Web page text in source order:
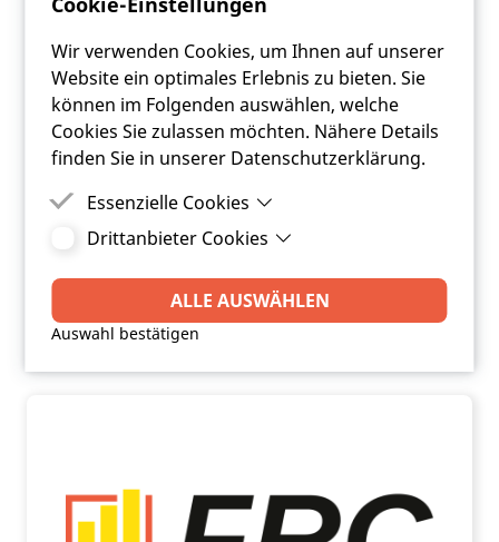
Wir verwenden Cookies, um Ihnen auf unserer
Website ein optimales Erlebnis zu bieten. Sie
können im Folgenden auswählen, welche
Cookies Sie zulassen möchten. Nähere Details
finden Sie in unserer Datenschutzerklärung.
Essenzielle Cookies
Essenzielle Cookies sind Cookies, welche für die
benötigt werden.
Drittanbieter Cookies
Drittanbieter Cookies sind Cookies, die
Drittanbieter-Software setzt, um Funktionen wie
Google Maps zu ermöglichen.
ALLE AUSWÄHLEN
Auswahl bestätigen
Das Kommunal - Update 2/2020
ARTIKEL LESEN